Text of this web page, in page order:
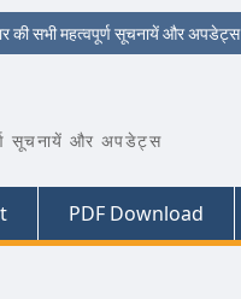
की सभी महत्वपूर्ण सूचनायें और अपडेट्स
सूचनायें और अपडेट्स
PDF Download